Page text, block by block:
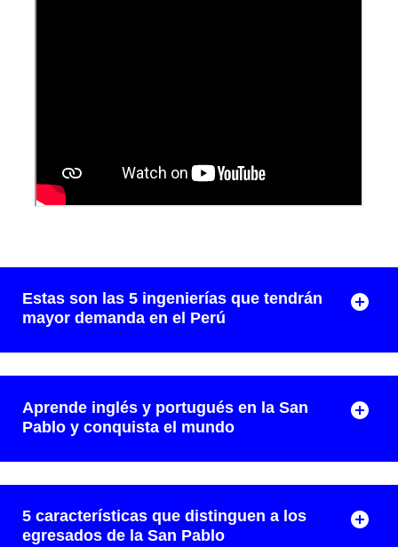
Estas son las 5 ingenierías que tendrán
mayor demanda en el Perú
Aprende inglés y portugués en la San
Pablo y conquista el mundo
5 características que distinguen a los
egresados de la San Pablo